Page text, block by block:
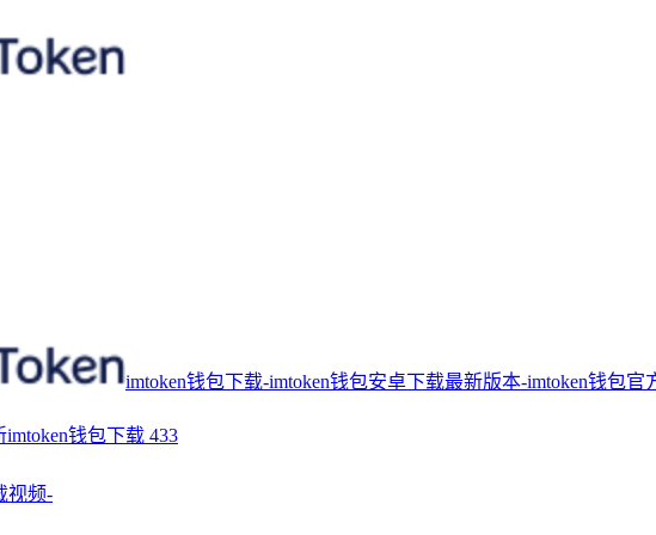
imtoken钱包下载-imtoken钱包安卓下载最新版本-imtoken钱包官
钱包下载 433
视频-